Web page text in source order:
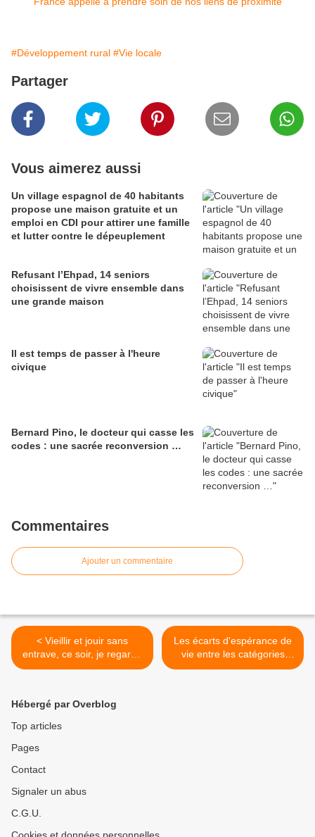
#Développement rural #Vie locale
Partager
Vous aimerez aussi
Un village espagnol de 40 habitants
propose une maison gratuite et un
emploi en CDI pour attirer une famille
et lutter contre le dépeuplement
Refusant l’Ehpad, 14 seniors
choisissent de vivre ensemble dans
une grande maison
Il est temps de passer à l'heure
civique
Bernard Pino, le docteur qui casse les
codes : une sacrée reconversion …
Commentaires
Ajouter un commentaire
< Vieillir et jouir sans
entrave, ce soir, je regarde
France 5 à la télé.
Les écarts d'espérance de
vie entre les catégories
sociales se creusent >
Hébergé par Overblog
Top articles
Pages
Contact
Signaler un abus
C.G.U.